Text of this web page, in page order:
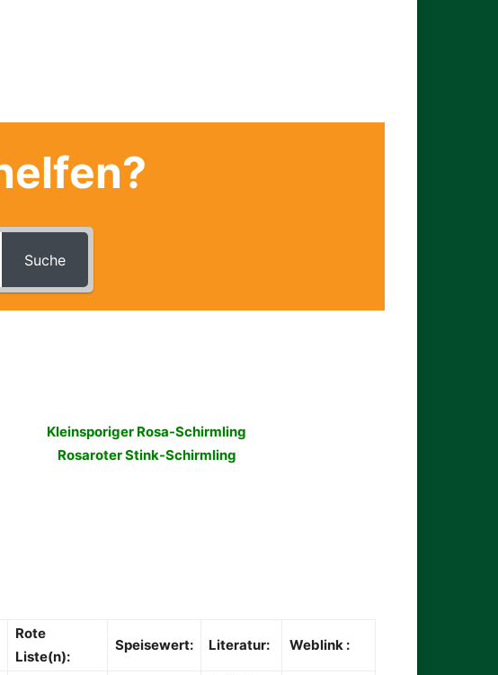
Suche
Kleinsporiger Rosa-Schirmling
Rosaroter Stink-Schirmling
Rote
Liste(n):
Speisewert: Literatur: Weblink :